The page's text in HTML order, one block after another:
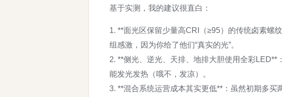
基于实测，我的建议很直白：
1. **面光区保留少量高CRI（≥95）的传统卤素螺
组感激，因为你给了他们“真实的光”。
2. **侧光、逆光、天排、地排大胆使用全彩
能发光发热（哦不，发凉）。
3. **混合系统运营成本其实更低**：虽然初期多